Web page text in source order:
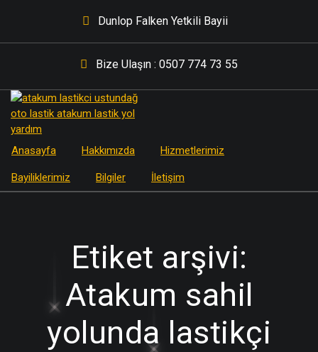
Dunlop Falken Yetkili Bayii
Bize Ulaşın : 0507 774 73 55
Anasayfa Hakkımızda Hizmetlerimiz
Bayiliklerimiz Bilgiler İletişim
Etiket arşivi:
Atakum sahil
yolunda lastikçi